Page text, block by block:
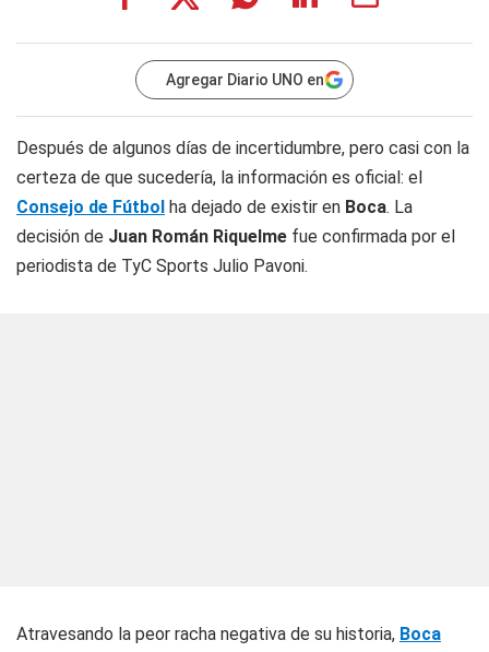
Agregar Diario UNO en
Después de algunos días de incertidumbre, pero casi con la
certeza de que sucedería, la información es oficial: el
Consejo de Fútbol ha dejado de existir en Boca. La
decisión de Juan Román Riquelme fue confirmada por el
periodista de TyC Sports Julio Pavoni.
Atravesando la peor racha negativa de su historia, Boca